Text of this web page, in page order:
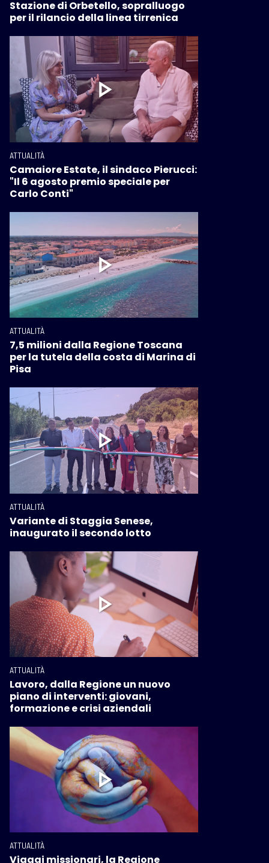
Stazione di Orbetello, sopralluogo
per il rilancio della linea tirrenica
ATTUALITÀ
Camaiore Estate, il sindaco Pierucci:
"Il 6 agosto premio speciale per
Carlo Conti"
ATTUALITÀ
7,5 milioni dalla Regione Toscana
per la tutela della costa di Marina di
Pisa
ATTUALITÀ
Variante di Staggia Senese,
inaugurato il secondo lotto
ATTUALITÀ
Lavoro, dalla Regione un nuovo
piano di interventi: giovani,
formazione e crisi aziendali
ATTUALITÀ
Viaggi missionari, la Regione